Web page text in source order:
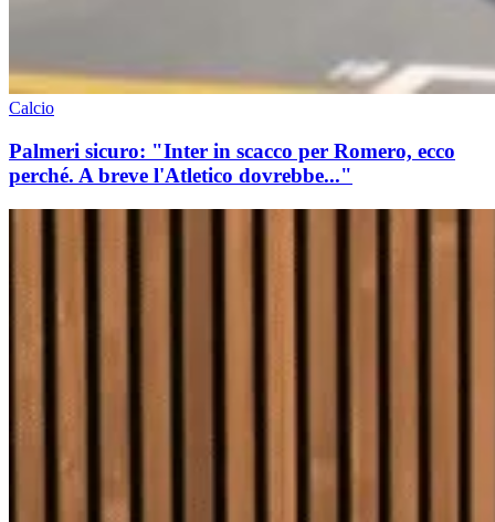
Calcio
Palmeri sicuro: "Inter in scacco per Romero, ecco
perché. A breve l'Atletico dovrebbe..."